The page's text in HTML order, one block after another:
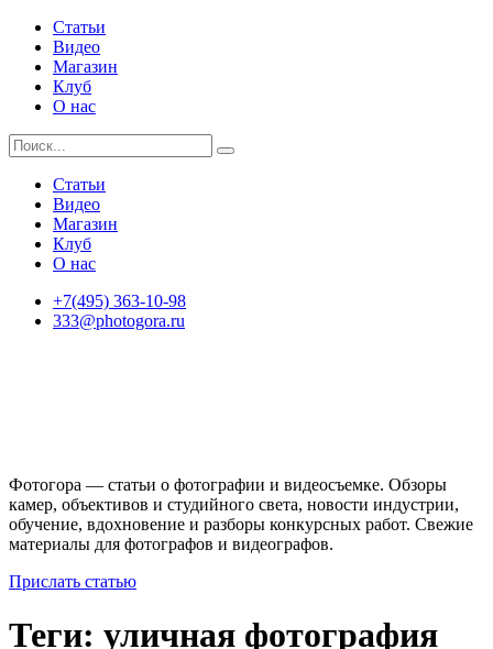
Статьи
Видео
Магазин
Клуб
О нас
Статьи
Видео
Магазин
Клуб
О нас
+7(495) 363-10-98
333@photogora.ru
Фотогора — статьи о фотографии и видеосъемке. Обзоры
камер, объективов и студийного света, новости индустрии,
обучение, вдохновение и разборы конкурсных работ. Свежие
материалы для фотографов и видеографов.
Прислать статью
Теги: уличная фотография